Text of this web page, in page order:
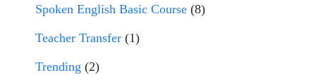
Spoken English Basic Course (8)
Teacher Transfer (1)
Trending (2)